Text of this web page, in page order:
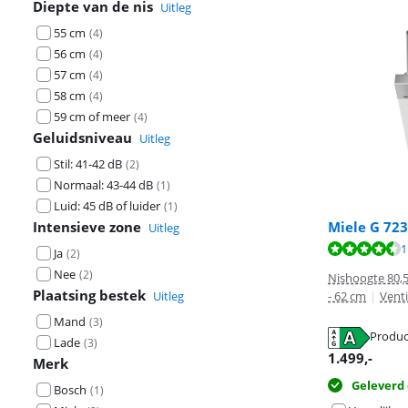
Diepte van de nis Uitleg
55 cm (4)
56 cm (4)
57 cm (4)
58 cm (4)
59 cm of meer (4)
Geluidsniveau Uitleg
Stil: 41-42 dB (2)
Normaal: 43-44 dB (1)
Luid: 45 dB of luider (1)
Intensieve zone Uitleg
Ja (2)
Nee (2)
Plaatsing bestek Uitleg
Mand (3)
Lade (3)
Merk
Bosch (1)
Miele G
Beoordeling is
Nishoogte
- 62 cm |
opent in nieuw
1.499,-
Geleverd
Beoordeling is